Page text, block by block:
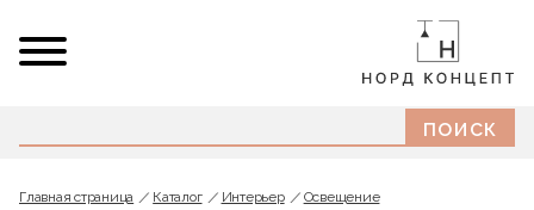
Главная страница Каталог Интерьер
Освещение